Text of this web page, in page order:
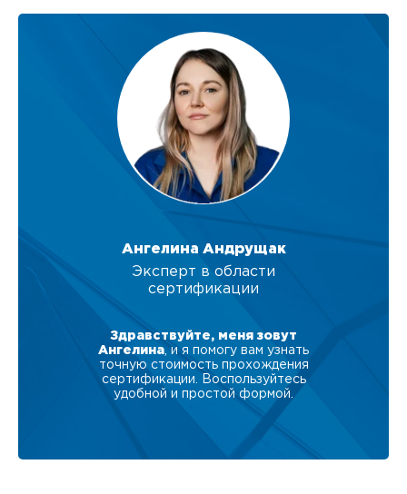
Ангелина Андрущак
Эксперт в области
сертификации
Здравствуйте, меня зовут
Ангелина , и я помогу вам узнать
точную стоимость прохождения
сертификации. Воспользуйтесь
удобной и простой формой.